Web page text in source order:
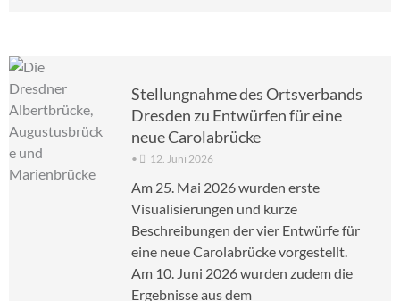
Stellungnahme des Ortsverbands
Dresden zu Entwürfen für eine
neue Carolabrücke
• 12. Juni 2026
Am 25. Mai 2026 wurden erste
Visualisierungen und kurze
Beschreibungen der vier Entwürfe für
eine neue Carolabrücke vorgestellt.
Am 10. Juni 2026 wurden zudem die
Ergebnisse aus dem